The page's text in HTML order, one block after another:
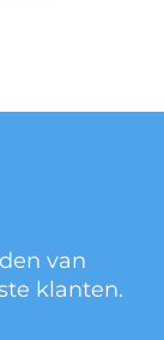
van
klanten.